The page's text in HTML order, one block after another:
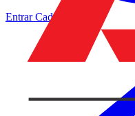
EntrarCadastrar